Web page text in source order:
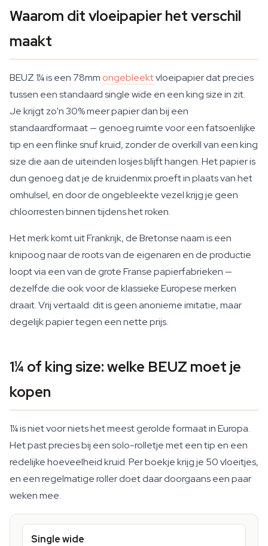
Waarom dit vloeipapier het verschil
maakt
BEUZ 1¼ is een 78mm ongebleektvloeipapier dat precies
tussen een standaard single wide en een king size in zit.
Je krijgt zo'n 30% meer papier dan bij een
standaardformaat — genoeg ruimte voor een fatsoenlijke
tip en een flinke snuf kruid, zonder de overkill van een king
size die aan de uiteinden losjes blijft hangen. Het papier is
dun genoeg dat je de kruidenmix proeft in plaats van het
omhulsel, en door de ongebleekte vezel krijg je geen
chloorresten binnen tijdens het roken.
Het merk komt uit Frankrijk, de Bretonse naam is een
knipoog naar de roots van de eigenaren en de productie
loopt via een van de grote Franse papierfabrieken —
dezelfde die ook voor de klassieke Europese merken
draait. Vrij vertaald: dit is geen anonieme imitatie, maar
degelijk papier tegen een nette prijs.
1¼ of king size: welke BEUZ moet je
kopen
1¼ is niet voor niets het meest gerolde formaat in Europa.
Het past precies bij een solo-rolletje met een tip en een
redelijke hoeveelheid kruid. Per boekje krijg je 50 vloeitjes,
en een regelmatige roller doet daar doorgaans een paar
weken mee.
Single wide